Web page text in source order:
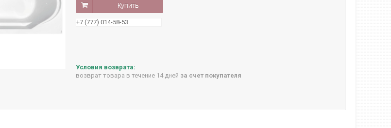
Купить
+7 (777) 014-58-53
возврат товара в течение 14 дней за счет покупателя